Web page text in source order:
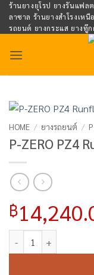
Skip
content
ร้านยางยุโรป ยางรันแฟล
ลาซาล ร้านยางสำโรงเห
รถยนต์ ยางกระแส ยางทู๊
HOME / ยางรถยนต์ /
P-ZERO PZ4
฿